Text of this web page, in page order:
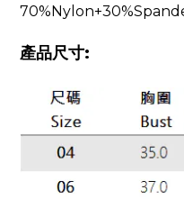
產品尺寸: